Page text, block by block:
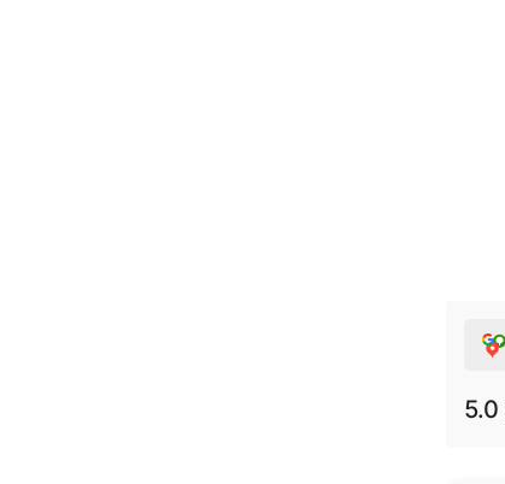
5.0